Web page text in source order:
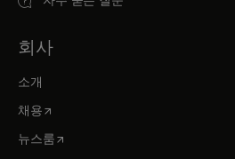
회사
소개
채용새 탭에서 열림
뉴스룸새 탭에서 열림